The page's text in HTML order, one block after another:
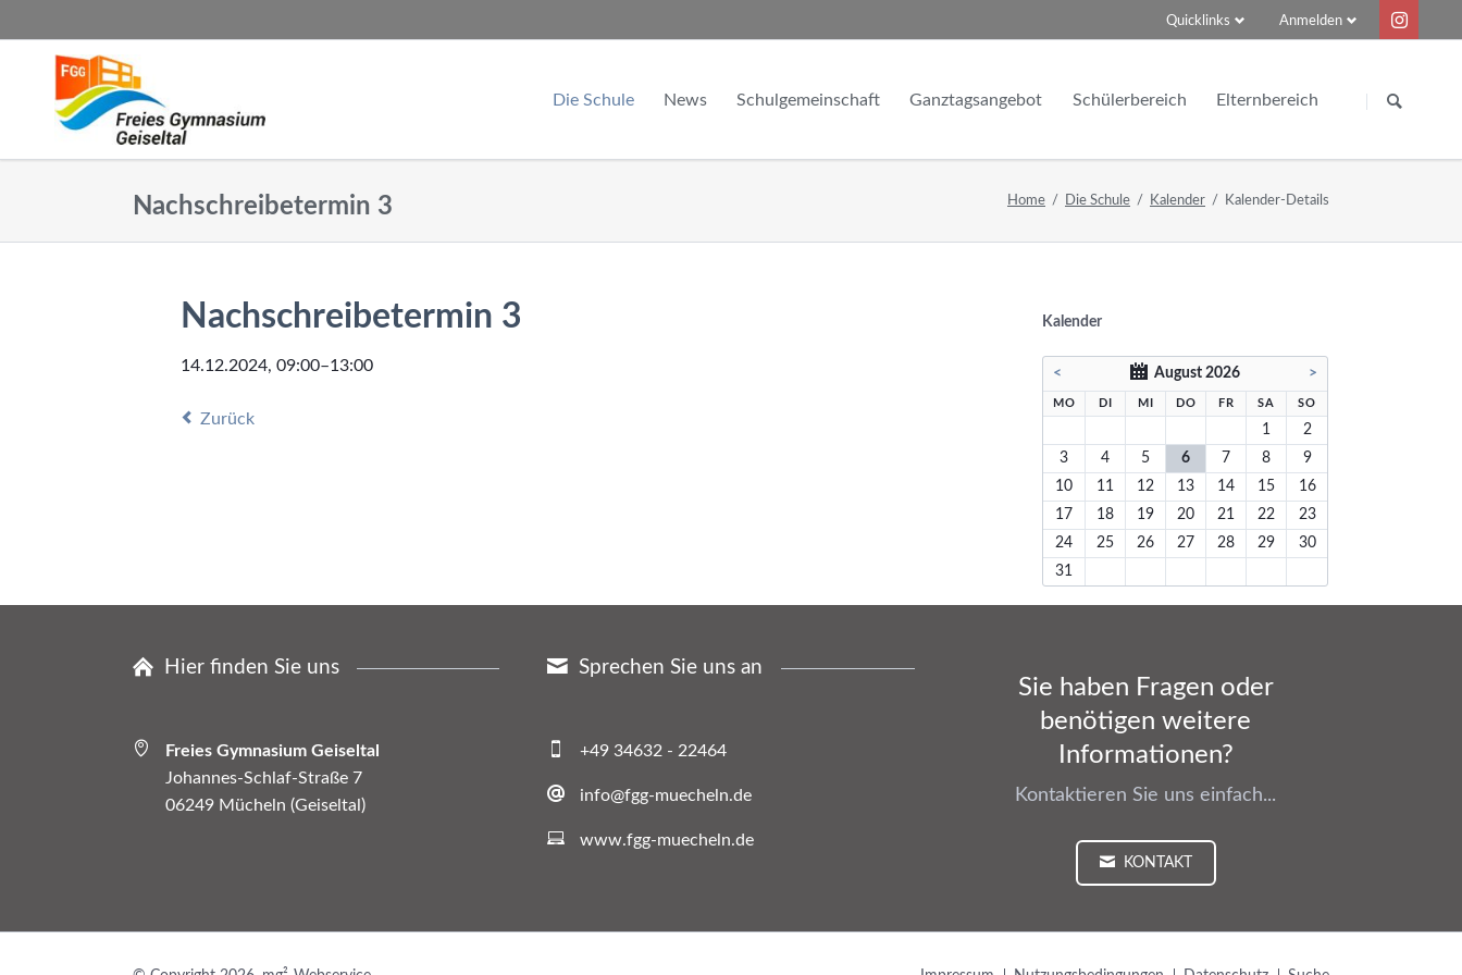
Anmelden
Quicklinks
Die Schule
Kalender
News
Schüler bloggen
Schulgemeinschaft
Fachschaften
Ganztagsangebot
Nachmittagsbetreuung
Schülerbereich
Vertretungsplan
Abiturnotenrechner (externe Seite)
Elternbereich
Schulwechsel zum FGG
SUCHEN
Nachschreibetermin 3 Home Die Schule Kalender Kalender-Details
Nachschreibetermin 3
14.12.2024, 09:00–13:00
Zurück
Kalender
< August 2026 >
MONTAGDI ENSTAG
MI TTWOCH
DONNERSTAG
FREITAG
SA MSTAG
SONNTAG
1
2
3
4 5 6 7 8
9
10
11 12 13 14 15
16
17
18 19 20 21 22
23
24
25 26 27 28 29
30
31
Hier finden Sie uns
Freies Gymnasium Geiseltal
Johannes-Schlaf-Straße 7
06249 Mücheln (Geiseltal)
Sprechen Sie uns an
+49 34632 - 22464
info@fgg-muecheln.de
www.fgg-muecheln.de
Sie haben Fragen oder
benötigen weitere
Informationen?
Kontaktieren Sie uns einfach...
KONTAKT